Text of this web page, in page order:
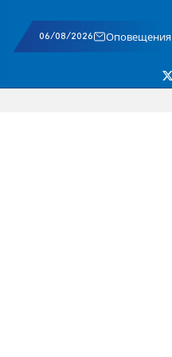
06/08/2026 Оповещения